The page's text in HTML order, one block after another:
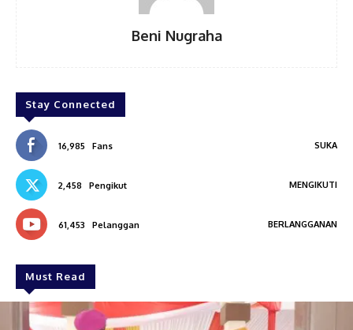
Beni Nugraha
Stay Connected
16,985 Fans SUKA
2,458 Pengikut MENGIKUTI
61,453 Pelanggan BERLANGGANAN
Must Read